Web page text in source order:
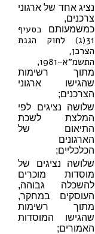
נציג אחד של ארגוני
צרכנים,
כמשמעותם בסעיף
31(ג) לחוק הגנת
הצרכן,
התשמ״א–1981
,
מתוך רשימות
שהגישו ארגוני
הצרכנים;
שלושה נציגים לפי
המלצת לשכת
התיאום של
הארגונים
הכלכליים;
שלושה נציגים של
מוסדות מוכרים
להשכלה גבוהה,
העוסקים במחקר,
מתוך רשימות
שהגישו המוסדות
האמורים;